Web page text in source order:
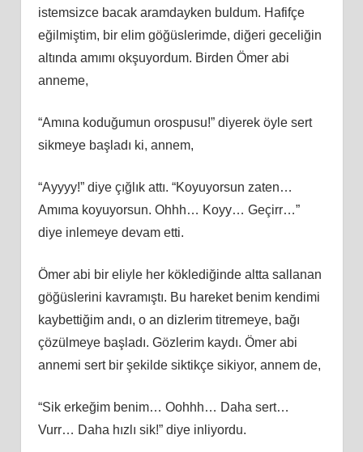
istemsizce bacak aramdayken buldum. Hafifçe
eğilmiştim, bir elim göğüslerimde, diğeri geceliğin
altında amımı okşuyordum. Birden Ömer abi
anneme,
“Amına koduğumun orospusu!” diyerek öyle sert
sikmeye başladı ki, annem,
“Ayyyy!” diye çığlık attı. “Koyuyorsun zaten…
Amıma koyuyorsun. Ohhh… Koyy… Geçirr…”
diye inlemeye devam etti.
Ömer abi bir eliyle her köklediğinde altta sallanan
göğüslerini kavramıştı. Bu hareket benim kendimi
kaybettiğim andı, o an dizlerim titremeye, bağı
çözülmeye başladı. Gözlerim kaydı. Ömer abi
annemi sert bir şekilde siktikçe sikiyor, annem de,
“Sik erkeğim benim… Oohhh… Daha sert…
Vurr… Daha hızlı sik!” diye inliyordu.